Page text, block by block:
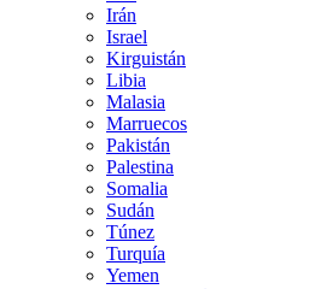
Irán
Israel
Kirguistán
Libia
Malasia
Marruecos
Pakistán
Palestina
Somalia
Sudán
Túnez
Turquía
Yemen